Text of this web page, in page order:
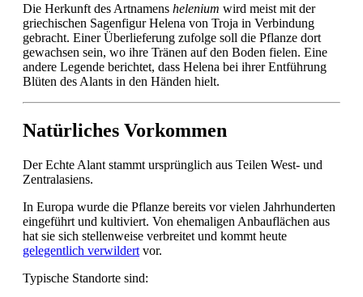
Die Herkunft des Artnamens helenium wird meist mit der
griechischen Sagenfigur Helena von Troja in Verbindung
gebracht. Einer Überlieferung zufolge soll die Pflanze dort
gewachsen sein, wo ihre Tränen auf den Boden fielen. Eine
andere Legende berichtet, dass Helena bei ihrer Entführung
Blüten des Alants in den Händen hielt.
Natürliches Vorkommen
Der Echte Alant stammt ursprünglich aus Teilen West- und
Zentralasiens.
In Europa wurde die Pflanze bereits vor vielen Jahrhunderten
eingeführt und kultiviert. Von ehemaligen Anbauflächen aus
hat sie sich stellenweise verbreitet und kommt heute
gelegentlich verwildert vor.
Typische Standorte sind: